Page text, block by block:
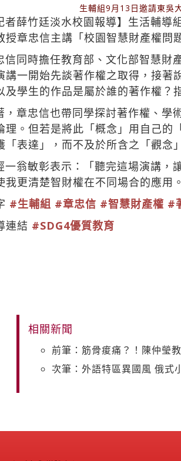
生輔組9月13日邀請東吳
者薛竹廷淡水校園報導】生活輔
授章忠信主講「校園智慧財產權問
信同時擔任教育部、文化部智慧
講一開始先談著作權之取得，接著
及學生的作品是屬於誰的著作權？
，章忠信也帶同學探討著作權、學
理。但若是將此「概念」用自己的
「表達」，而不及於所含之「觀念
一翁敏彰表示：「聽完這場演講，
我更清楚智財權在不同場合的應用。
#生輔組 #章忠信 #智慧財產權 #
連結 #SDG4優質教育
相關新聞
前筆：筋骨痠痛？！陳仲瑩
次筆：外語特區異國風 俄式